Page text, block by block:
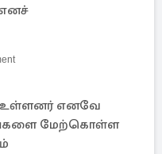
உள்ளனர் எனவே
மேற்கொள்ள